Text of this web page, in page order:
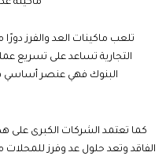
تلعب ماكينات العد والفرز
التجارية تساعد على تسريع
البنوك فهي عنصر أساسي
كما تعتمد الشركات الكبرى على
الفاقد وتعد حلول عد وفرز